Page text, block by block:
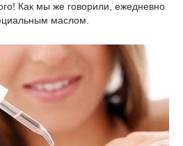
Как мы же говорили, ежедневно
маслом.